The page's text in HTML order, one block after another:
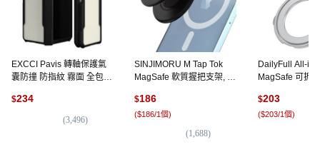
EXCCI Pavis 轉軸保護氣
囊防撞 防指紋 霧面 全包覆
$234
(3,496)
SINJIMORU M Tap Tok
MagSafe 軟質握把支架, 黑
$186
($186/1個)
(1,688)
DailyFull All-in-
MagSafe 可拆
個, 銀橘色
$203
($203/1個)